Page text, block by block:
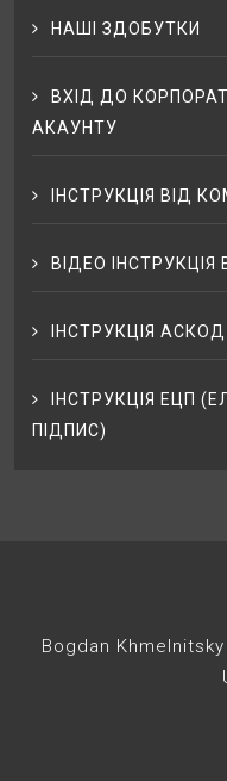
НАШІ ЗДОБУТКИ
ВХІД ДО
АКАУНТУ
ІНСТРУКЦІЯ ВІД
ВІДЕО
ІНСТРУКЦІЯ АСКОД
ІНСТРУКЦІЯ ЕЦП
ПІДПИС)
Bogdan